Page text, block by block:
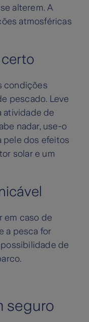
alterem. A
atmosféricas
condições
pescado. Leve
atividade de
nadar, use-o
pele dos efeitos
solar e um
em caso de
a pesca for
de
seguro